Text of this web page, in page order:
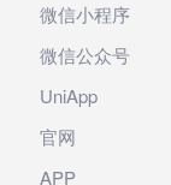
微信小程序
微信公众号
UniApp
官网
APP